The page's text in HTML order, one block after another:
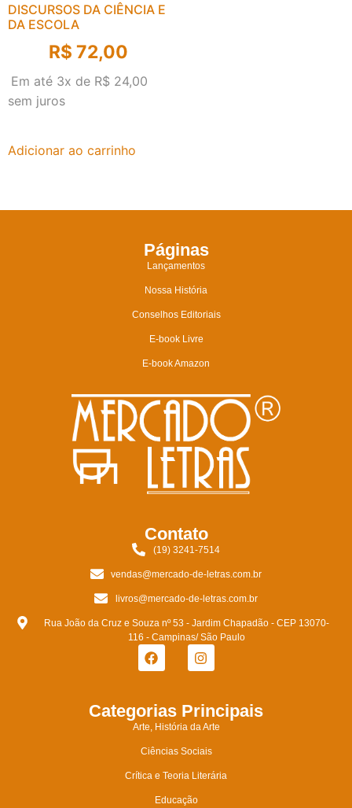
DISCURSOS DA CIÊNCIA E
DA ESCOLA
R$ 72,00
Em até 3x de R$ 24,00
sem juros
Adicionar ao carrinho
Páginas
Lançamentos
Nossa História
Conselhos Editoriais
E-book Livre
E-book Amazon
Contato
(19) 3241-7514
vendas@mercado-de-letras.com.br
livros@mercado-de-letras.com.br
Rua João da Cruz e Souza nº 53 - Jardim Chapadão - CEP 13070-
116 - Campinas/ São Paulo
Categorias Principais
Arte, História da Arte
Ciências Sociais
Crítica e Teoria Literária
Educação